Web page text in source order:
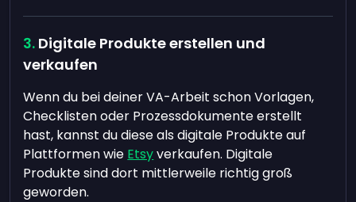
Digitale Produkte erstellen und
verkaufen
Wenn du bei deiner VA-Arbeit schon Vorlagen,
Checklisten oder Prozessdokumente erstellt
hast, kannst du diese als digitale Produkte auf
Plattformen wie Etsyverkaufen. Digitale
Produkte sind dort mittlerweile richtig groß
geworden.